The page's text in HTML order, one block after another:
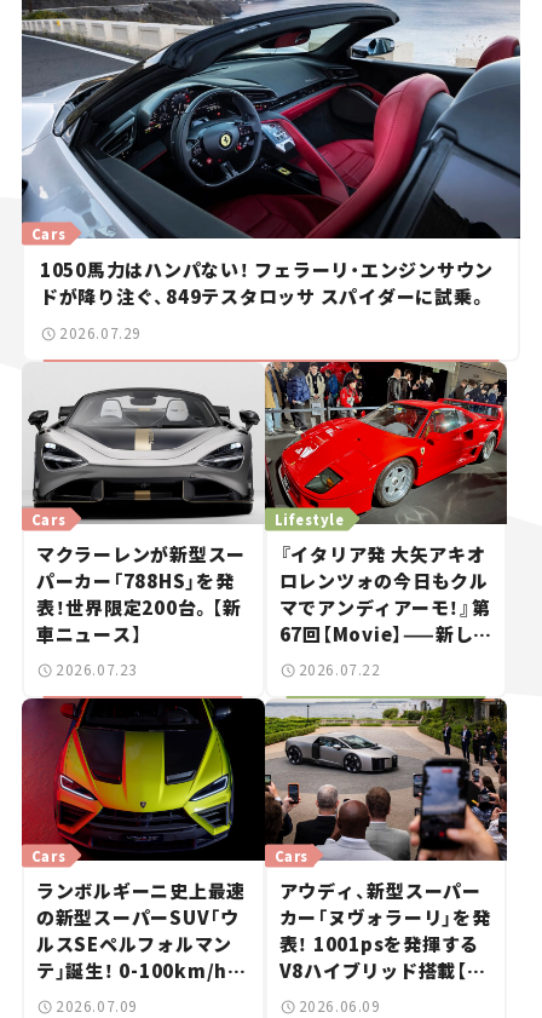
Cars
1050馬力はハンパない！ フェラーリ・エンジンサウン
ドが降り注ぐ、849テスタロッサ スパイダーに試乗。
2026.07.29
Cars
マクラーレンが新型スー
パーカー「788HS」を発
表！世界限定200台。【新
車ニュース】
2026.07.23
Lifestyle
『イタリア発 大矢アキオ
ロレンツォの今日もクル
マでアンディアーモ！』第
67回【Movie】——新しい
スーパーカーショーで起
2026.07.22
Cars
ランボルギーニ史上最速
の新型スーパーSUV「ウ
ルスSEペルフォルマン
テ」誕生！ 0-100km/hは
3.3秒【新車ニュース】
2026.07.09
Cars
アウディ、新型スーパー
カー「ヌヴォラーリ」を発
表！ 1001psを発揮する
V8ハイブリッド搭載【新
車ニュース】
2026.06.09